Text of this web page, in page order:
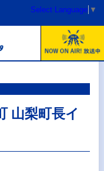
Select Language ▼
山梨町長イ